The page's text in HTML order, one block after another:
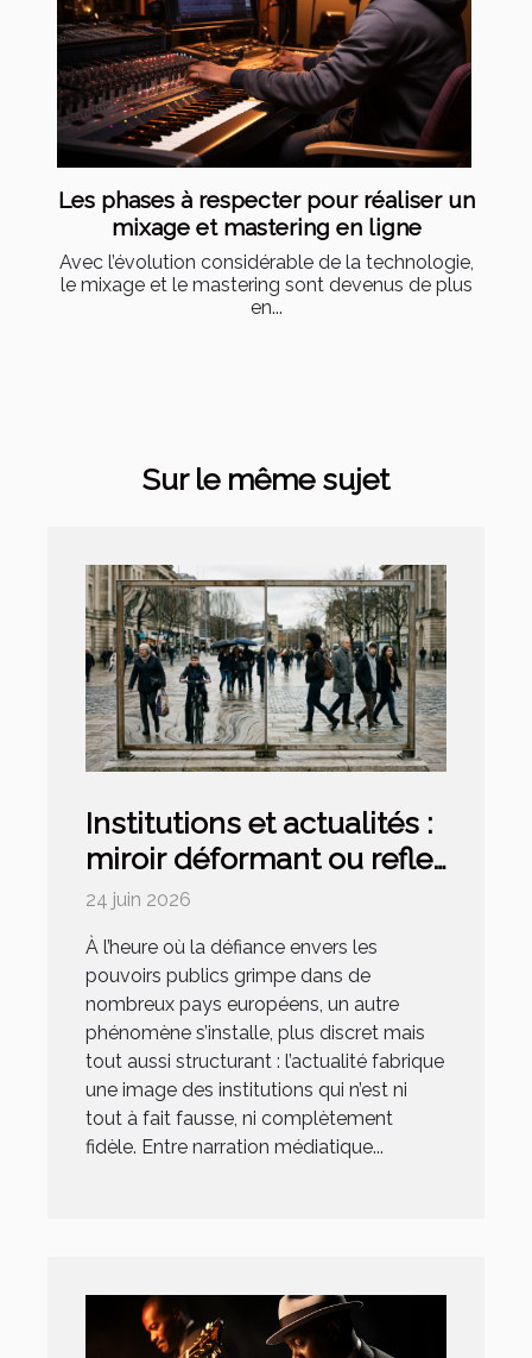
Les phases à respecter pour réaliser un
mixage et mastering en ligne
Avec l’évolution considérable de la technologie,
le mixage et le mastering sont devenus de plus
en...
Sur le même sujet
Institutions et actualités :
miroir déformant ou reflet
fidèle de la société ?
24 juin 2026
À l’heure où la défiance envers les
pouvoirs publics grimpe dans de
nombreux pays européens, un autre
phénomène s’installe, plus discret mais
tout aussi structurant : l’actualité fabrique
une image des institutions qui n’est ni
tout à fait fausse, ni complètement
fidèle. Entre narration médiatique...